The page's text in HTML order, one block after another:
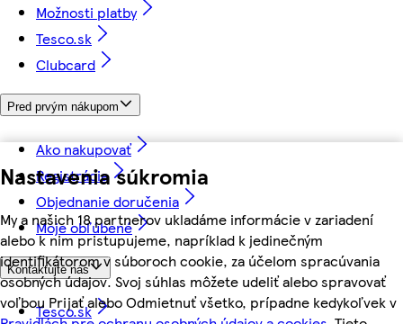
Nastavenia súkromia
My a našich 18 partnerov ukladáme informácie v zariadení
alebo k nim pristupujeme, napríklad k jedinečným
identifikátorom v súboroch cookie, za účelom spracúvania
osobných údajov. Svoj súhlas môžete udeliť alebo spravovať
voľbou Prijať alebo Odmietnuť všetko, prípadne kedykoľvek v
Možnosti platby
Tesco.sk
Clubcard
Pred prvým nákupom
Ako nakupovať
Registrácia
Objednanie doručenia
Moje obľúbené
Kontaktujte nás
Tesco.sk